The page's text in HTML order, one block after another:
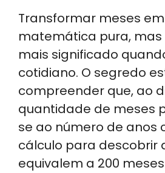
Transformar meses
matemática pura, mas
mais significado
cotidiano. O segredo
compreender que, ao
quantidade de meses
se ao número de anos
cálculo para descobrir
equivalem a 200